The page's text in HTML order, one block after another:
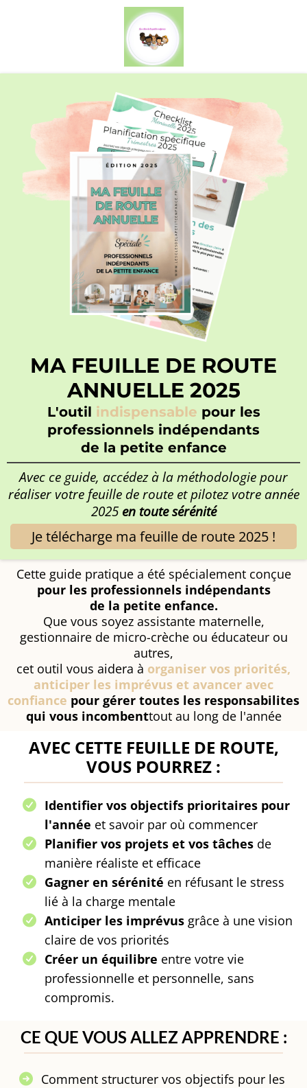
MA FEUILLE DE ROUTE
ANNUELLE 2025
L'outil indispensable pour les
professionnels indépendants
de la petite enfance
Avec ce guide, accédez à la méthodologie pour
réaliser votre feuille de route et pilotez votre année
2025 en toute sérénité
Je télécharge ma feuille de route 2025 !
Cette guide pratique a été spécialement conçue
pour les professionnels indépendants
de la petite enfance.
Que vous soyez assistante maternelle,
gestionnaire de micro-crèche ou éducateur ou
autres,
cet outil vous aidera à organiser vos priorités,
anticiper les imprévus et avancer avec
confiance pour gérer toutes les responsabilites
qui vous incombenttout au long de l'année
AVEC CETTE FEUILLE DE ROUTE,
VOUS POURREZ :
Identifier vos objectifs prioritaires pour
l'année et savoir par où commencer
Planifier vos projets et vos tâches de
manière réaliste et efficace
Gagner en sérénité en réfusant le stress
lié à la charge mentale
Anticiper les imprévus grâce à une vision
claire de vos priorités
Créer un équilibre entre votre vie
professionnelle et personnelle, sans
compromis.
CE QUE VOUS ALLEZ APPRENDRE :
Comment structurer vos objectifs pour les